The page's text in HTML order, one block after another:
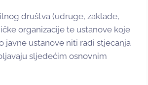
društva (udruge, zaklade,
organizacije te ustanove koje
javne ustanove niti radi stjecanja
sljedećim osnovnim